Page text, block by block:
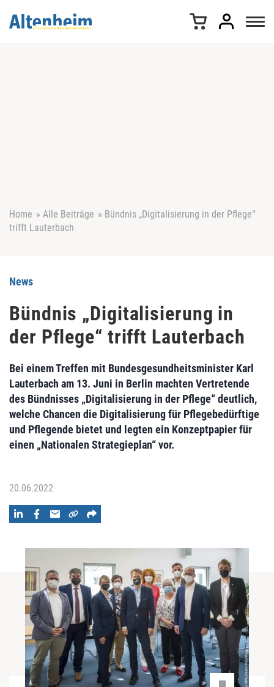
Home » Alle Beiträge » Bündnis „Digitalisierung in der Pflege“
trifft Lauterbach
News
Bündnis „Digitalisierung in
der Pflege“ trifft Lauterbach
Bei einem Treffen mit Bundesgesundheitsminister Karl
Lauterbach am 13. Juni in Berlin machten Vertretende
des Bündnisses „Digitalisierung in der Pflege“ deutlich,
welche Chancen die Digitalisierung für Pflegebedürftige
und Pflegende bietet und legten ein Konzeptpapier für
einen „Nationalen Strategieplan“ vor.
20.06.2022